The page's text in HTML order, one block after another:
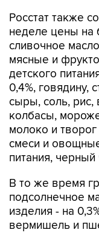
Росстат также
неделе цены на
сливочное
мясные и
детского
0,4%, говядину,
сыры, соль, рис,
колбасы,
молоко и
смеси и
питания, черный
В то же время
подсолнечное
изделия - на
вермишель и